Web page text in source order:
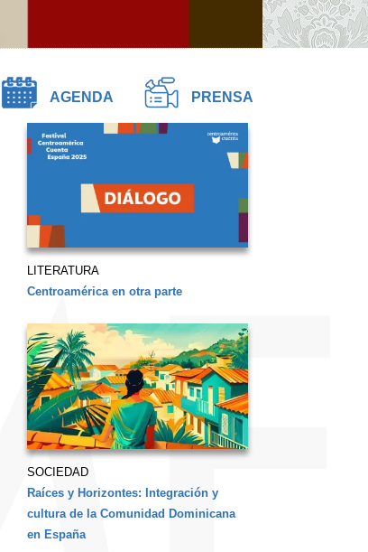
AGENDA PRENSA
LITERATURA
Centroamérica en otra parte
SOCIEDAD
Raíces y Horizontes: Integración y
cultura de la Comunidad Dominicana
en España